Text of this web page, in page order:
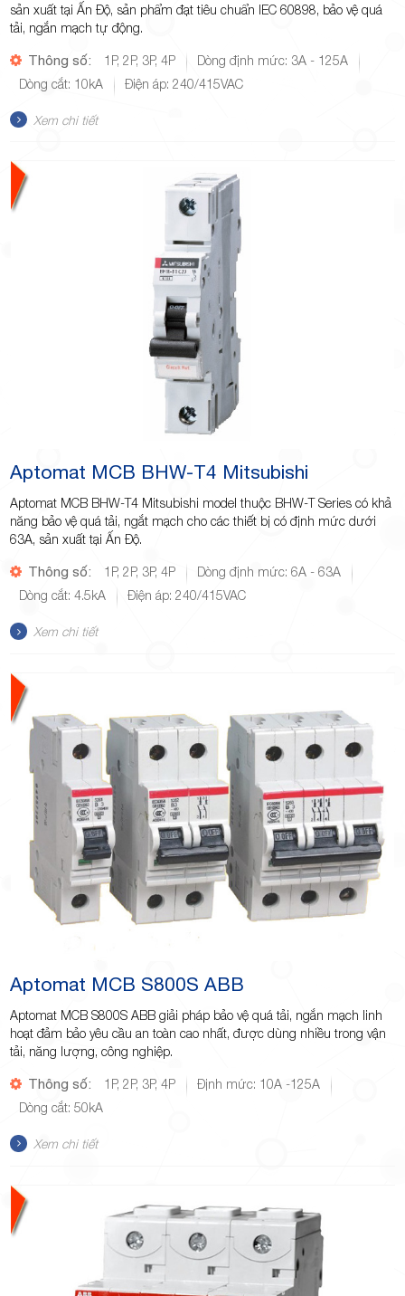
sản xuất tại Ấn Độ, sản phẩm đạt tiêu chuẩn IEC 60898, bảo vệ quá
tải, ngắn mạch tự động.
Thông số: 1P, 2P, 3P, 4P
Dòng định mức: 3A - 125A
Dòng cắt: 10kA
Điện áp: 240/415VAC
Xem chi tiết
Aptomat MCB BHW-T4 Mitsubishi
Aptomat MCB BHW-T4 Mitsubishi model thuộc BHW-T Series có khả
năng bảo vệ quá tải, ngắt mạch cho các thiết bị có định mức dưới
63A, sản xuất tại Ấn Độ.
Thông số: 1P, 2P, 3P, 4P
Dòng định mức: 6A - 63A
Dòng cắt: 4.5kA
Điện áp: 240/415VAC
Xem chi tiết
Aptomat MCB S800S ABB
Aptomat MCB S800S ABB giải pháp bảo vệ quá tải, ngắn mạch linh
hoạt đảm bảo yêu cầu an toàn cao nhất, được dùng nhiều trong vận
tải, năng lượng, công nghiệp.
Thông số: 1P, 2P, 3P, 4P
Định mức: 10A -125A
Dòng cắt: 50kA
Xem chi tiết